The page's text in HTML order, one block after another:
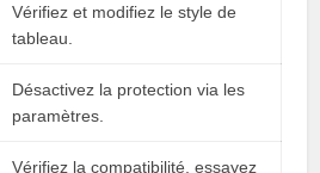
Vérifiez et modifiez le style de
tableau.
Désactivez la protection via les
paramètres.
Vérifiez la compatibilité, essayez